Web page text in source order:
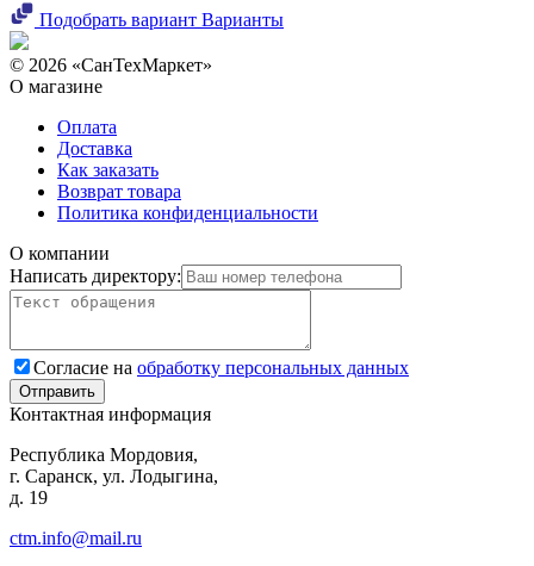
Подобрать вариант Варианты
© 2026 «СанТехМаркет»
О магазине
Оплата
Доставка
Как заказать
Возврат товара
Политика конфиденциальности
О компании
Написать директору:
Согласие на обработку персональных данных
Контактная информация
Республика Мордовия,
г. Саранск, ул. Лодыгина,
д. 19
ctm.info@mail.ru